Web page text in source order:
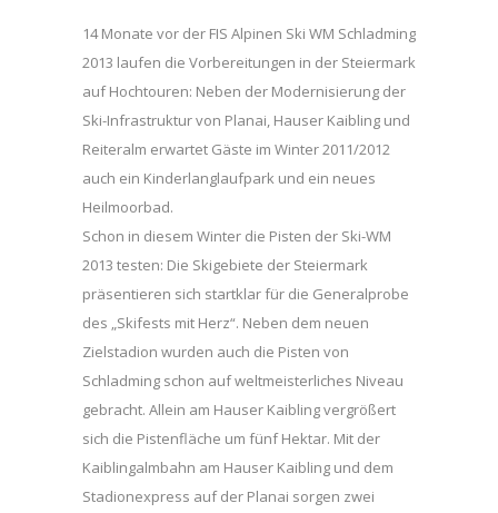
14 Monate vor der FIS Alpinen Ski WM Schladming
2013 laufen die Vorbereitungen in der Steiermark
auf Hochtouren: Neben der Modernisierung der
Ski-Infrastruktur von Planai, Hauser Kaibling und
Reiteralm erwartet Gäste im Winter 2011/2012
auch ein Kinderlanglaufpark und ein neues
Heilmoorbad.
Schon in diesem Winter die Pisten der Ski-WM
2013 testen: Die Skigebiete der Steiermark
präsentieren sich startklar für die Generalprobe
des „Skifests mit Herz“. Neben dem neuen
Zielstadion wurden auch die Pisten von
Schladming schon auf weltmeisterliches Niveau
gebracht. Allein am Hauser Kaibling vergrößert
sich die Pistenfläche um fünf Hektar. Mit der
Kaiblingalmbahn am Hauser Kaibling und dem
Stadionexpress auf der Planai sorgen zwei